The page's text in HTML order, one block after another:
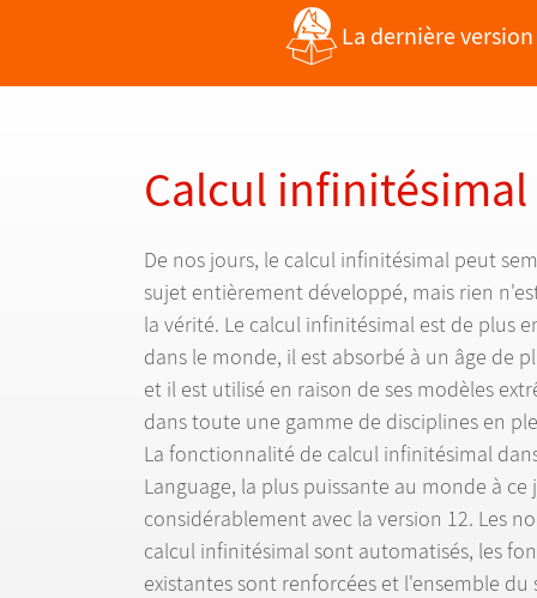
Retour vers les nouvelles fonctionnalités
La dernière
Calcul infinitésimal
De nos jours, le calcul infinitésimal peut
sujet entièrement développé, mais rien
la vérité. Le calcul infinitésimal est de plus
dans le monde, il est absorbé à un âge de
et il est utilisé en raison de ses modèles extr
dans toute une gamme de disciplines en
La fonctionnalité de calcul infinitésimal
Language, la plus puissante au monde à ce
considérablement avec la version 12. Les
calcul infinitésimal sont automatisés, les
existantes sont renforcées et l'ensemble du